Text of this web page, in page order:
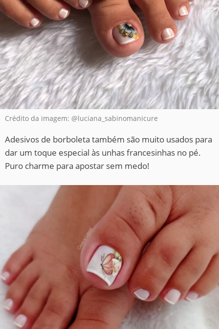
Crédito da imagem: @luciana_sabinomanicure
Adesivos de borboleta também são muito usados para
dar um toque especial às unhas francesinhas no pé.
Puro charme para apostar sem medo!